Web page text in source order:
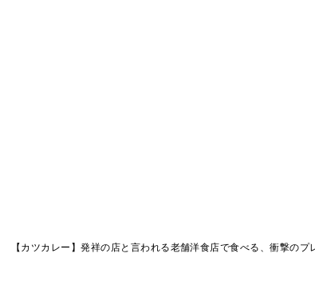
【カツカレー】発祥の店と言われる老舗洋食店で食べる、衝撃の